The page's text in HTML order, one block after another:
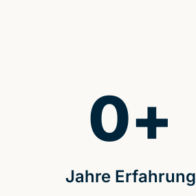
Jahre Erfahrung
0+